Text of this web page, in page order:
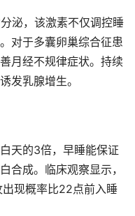
泌，该激素不仅调控睡
对于多囊卵巢综合征患
月经不规律症状。持续
发乳腺增生。
天的3倍，早睡能保证
合成。临床观察显示，
现概率比22点前入睡